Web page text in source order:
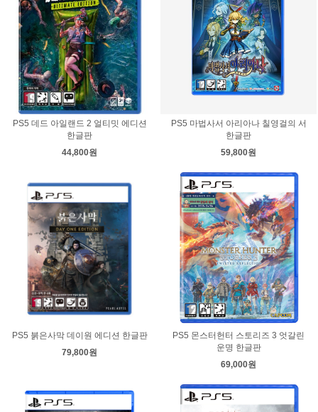
PS5 데드 아일랜드 2 얼티밋 에디션
한글판
44,800원
PS5 마법사서 아리아나 칠영걸의 서
한글판
59,800원
PS5 붉은사막 데이원 에디션 한글판
79,800원
PS5 몬스터헌터 스토리즈 3 엇갈린
운명 한글판
69,000원